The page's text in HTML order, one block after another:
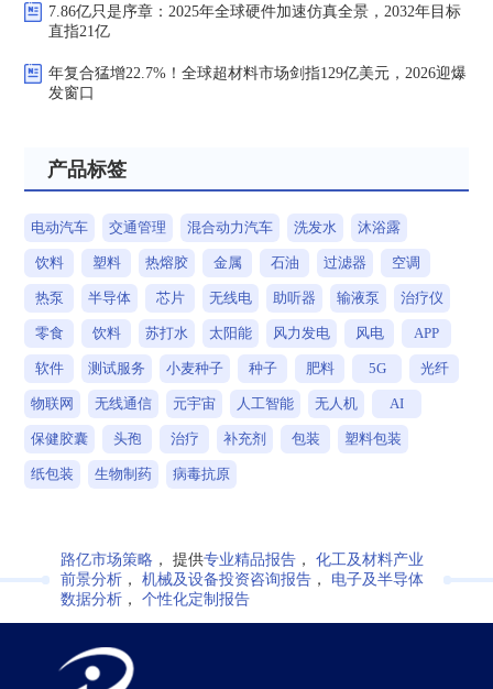
7.86亿只是序章：2025年全球硬件加速仿真全景，2032年目标
直指21亿
年复合猛增22.7%！全球超材料市场剑指129亿美元，2026迎爆
发窗口
产品标签
电动汽车 交通管理 混合动力汽车 洗发水 沐浴露
饮料 塑料 热熔胶 金属 石油 过滤器 空调
热泵 半导体 芯片 无线电 助听器 输液泵 治疗仪
零食 饮料 苏打水 太阳能 风力发电 风电 APP
软件 测试服务 小麦种子 种子 肥料 5G 光纤
物联网 无线通信 元宇宙 人工智能 无人机 AI
保健胶囊 头孢 治疗 补充剂 包装 塑料包装
纸包装 生物制药 病毒抗原
路亿市场策略 ， 提供专业精品报告 ， 化工及材料产业
前景分析 ， 机械及设备投资咨询报告 ， 电子及半导体
数据分析 ， 个性化定制报告